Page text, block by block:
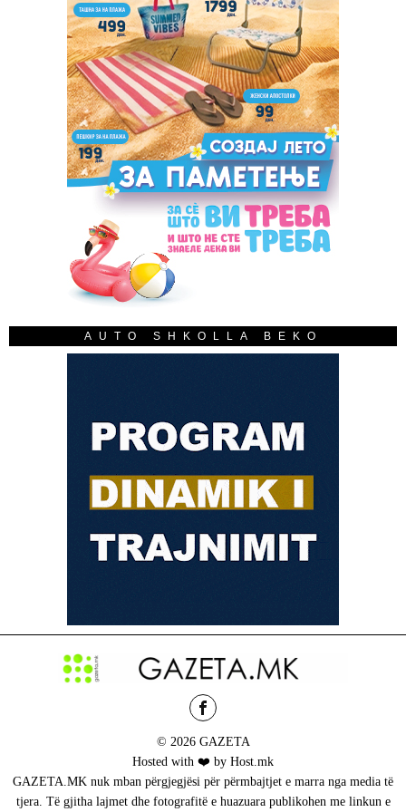
AUTO SHKOLLA BEKO
© 2026 GAZETA
Hosted with ❤️ by Host.mk
GAZETA.MK nuk mban përgjegjësi për përmbajtjet e marra nga media të
tjera. Të gjitha lajmet dhe fotografitë e huazuara publikohen me linkun e